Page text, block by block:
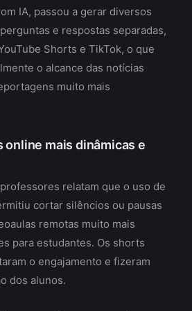
IA, passou a gerar diversos
e respostas separadas,
Shorts e TikTok, o que
o alcance das notícias
muito mais
online mais dinâmicas e
relatam que o uso de
cortar silêncios ou pausas
remotas muito mais
para estudantes. Os shorts
o engajamento e fizeram
dos alunos.